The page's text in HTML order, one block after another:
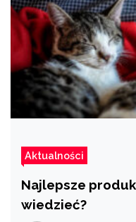
Aktualności
Najlepsze
wiedzieć?